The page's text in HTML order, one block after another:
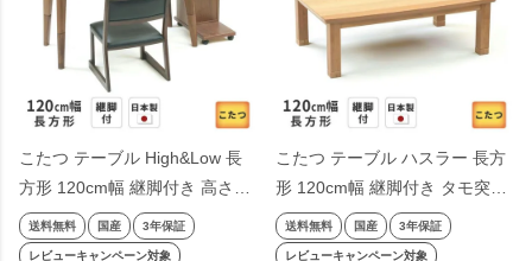
こたつ テーブル High&Low 長
方形 120cm幅 継脚付き 高さ2
段階 ウォールナット オーク リ
ビングテーブル ナチュラル 天
送料無料 国産 3年保証
レビューキャンペーン対象
こたつ テーブル ハスラー 長方
形 120cm幅 継脚付き タモ突板
ナチュラル リビングテーブル
洋風 和モダン 天然木 木製 日本
送料無料 国産 3年保証
レビューキャンペーン対象